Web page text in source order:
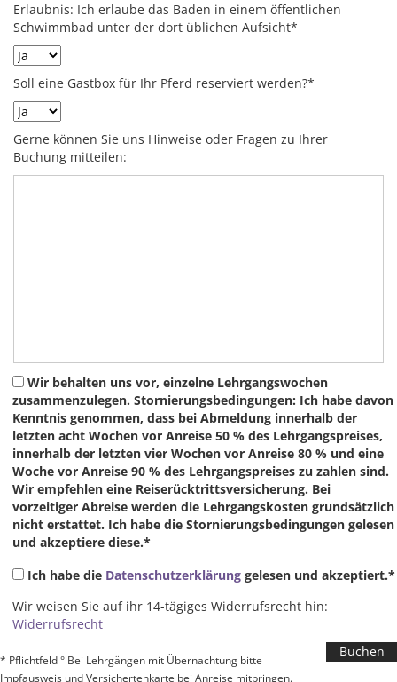
Erlaubnis: Ich erlaube das Baden in einem öffentlichen
Schwimmbad unter der dort üblichen Aufsicht*
Soll eine Gastbox für Ihr Pferd reserviert werden?*
Gerne können Sie uns Hinweise oder Fragen zu Ihrer
Buchung mitteilen:
Wir behalten uns vor, einzelne Lehrgangswochen
zusammenzulegen. Stornierungsbedingungen: Ich habe davon
Kenntnis genommen, dass bei Abmeldung innerhalb der
letzten acht Wochen vor Anreise 50 % des Lehrgangspreises,
innerhalb der letzten vier Wochen vor Anreise 80 % und eine
Woche vor Anreise 90 % des Lehrgangspreises zu zahlen sind.
Wir empfehlen eine Reiserücktrittsversicherung. Bei
vorzeitiger Abreise werden die Lehrgangskosten grundsätzlich
nicht erstattet. Ich habe die Stornierungsbedingungen gelesen
und akzeptiere diese.*
Ich habe die Datenschutzerklärung gelesen und akzeptiert.*
Wir weisen Sie auf ihr 14-tägiges Widerrufsrecht hin:
Widerrufsrecht
* Pflichtfeld ° Bei Lehrgängen mit Übernachtung bitte
Impfausweis und Versichertenkarte bei Anreise mitbringen.